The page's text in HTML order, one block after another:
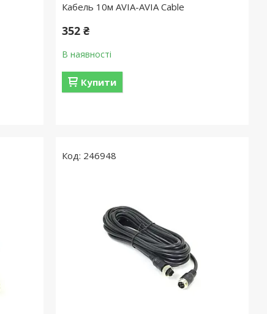
Кабель 10м AVIA-AVIA Cable
352 ₴
В наявності
Купити
246948